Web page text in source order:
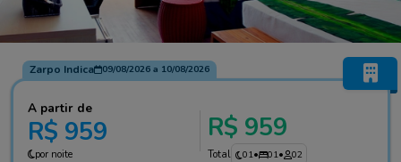
Zarpo Indica 09/08/2026a 10/08/2026
A partir de
R$ 959
por noite
R$ 959
Total 01• 01• 02